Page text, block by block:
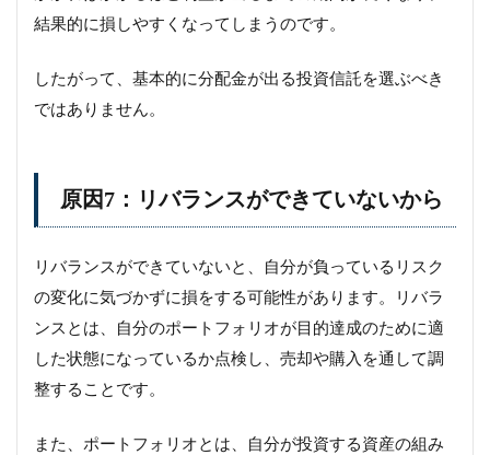
結果的に損しやすくなってしまうのです。
したがって、基本的に分配金が出る投資信託を選ぶべき
ではありません。
原因7：リバランスができていないから
リバランスができていないと、自分が負っているリスク
の変化に気づかずに損をする可能性があります。リバラ
ンスとは、自分のポートフォリオが目的達成のために適
した状態になっているか点検し、売却や購入を通して調
整することです。
また、ポートフォリオとは、自分が投資する資産の組み